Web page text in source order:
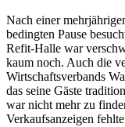
Nach einer
bedingten Pause
Refit-Halle war
kaum noch. Auch die
Wirtschaftsverbands
das seine Gäste
war nicht mehr zu
Verkaufsanzeigen